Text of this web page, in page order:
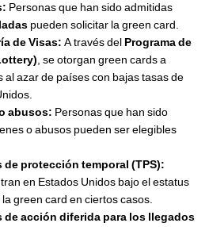
Personas que han sido admitidas
pueden solicitar la green card.
de Visas: A través del Programa de
, se otorgan green cards a
al azar de países con bajas tasas de
abusos: Personas que han sido
o abusos pueden ser elegibles
de protección temporal (TPS):
en Estados Unidos bajo el estatus
green card en ciertos casos.
de acción diferida para los llegados